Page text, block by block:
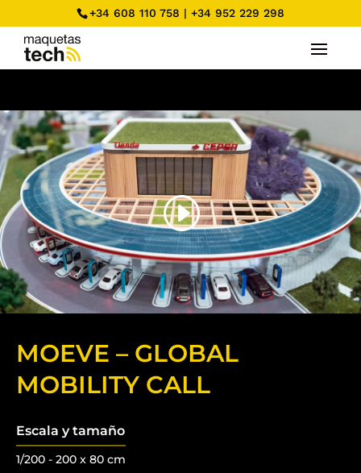
+34 608 110 758 | +34 952 229 298
MOEVE – GLOBAL
MOBILITY CALL
Escala y tamaño
1/200 - 200 x 80 cm